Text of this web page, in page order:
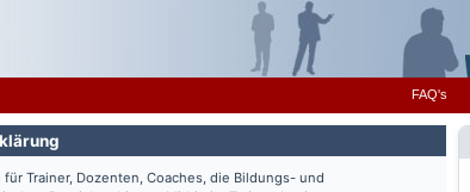
FAQ's
Trainer, Dozenten, Coaches, die Bildungs- und